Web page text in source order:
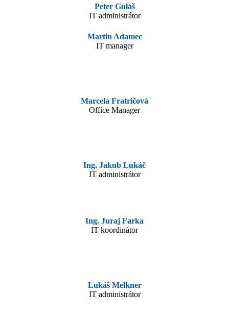
Peter Guláš
IT administrátor
Martin Adamec
IT manager
Marcela Fratričová
Office Manager
Ing. Jakub Lukáč
IT administrátor
Ing. Juraj Farka
IT koordinátor
Lukáš Melkner
IT administrátor